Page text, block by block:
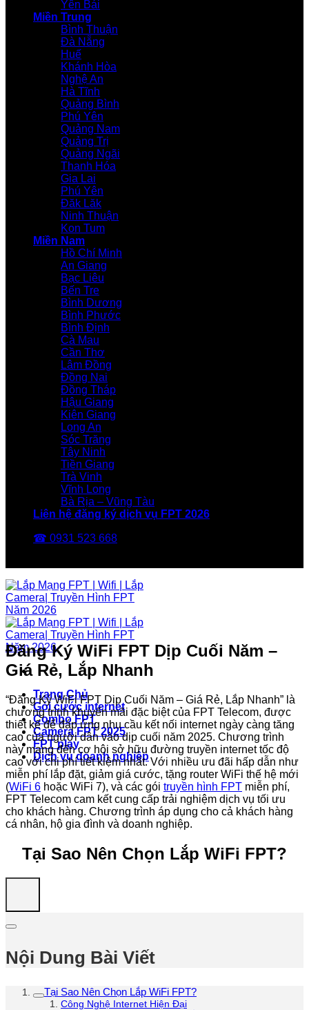
Yên Bái
Miền Trung
Bình Thuận
Đà Nẵng
Huế
Khánh Hòa
Nghệ An
Hà Tĩnh
Quảng Bình
Phú Yên
Quảng Nam
Quảng Trị
Quảng Ngãi
Thanh Hóa
Gia Lai
Phú Yên
Đăk Lăk
Ninh Thuận
Kon Tum
Miền Nam
Hồ Chí Minh
An Giang
Bạc Liêu
Bến Tre
Bình Dương
Bình Phước
Bình Định
Cà Mau
Cần Thơ
Lâm Đồng
Đồng Nai
Đồng Tháp
Hậu Giang
Kiên Giang
Long An
Sóc Trăng
Tây Ninh
Tiền Giang
Trà Vinh
Vĩnh Long
Bà Rịa – Vũng Tàu
Liên hệ đăng ký dịch vụ FPT 2026
☎ 0931 523 668
Trang Chủ
Gói cước internet
Combo FPT
Camera FPT 2025
FPT play
Dịch vụ doanh nghiệp
Đăng Ký WiFi FPT Dịp Cuối Năm –
Giá Rẻ, Lắp Nhanh
“Đăng Ký WiFi FPT Dịp Cuối Năm – Giá Rẻ, Lắp Nhanh” là
chương trình khuyến mãi đặc biệt của FPT Telecom, được
thiết kế để đáp ứng nhu cầu kết nối internet ngày càng tăng
cao của người dân vào dịp cuối năm 2025. Chương trình
này mang đến cơ hội sở hữu đường truyền internet tốc độ
cao với chi phí tiết kiệm nhất. Với nhiều ưu đãi hấp dẫn như
miễn phí lắp đặt, giảm giá cước, tặng router WiFi thế hệ mới
(WiFi 6 hoặc WiFi 7), và các gói truyền hình FPT miễn phí,
FPT Telecom cam kết cung cấp trải nghiệm dịch vụ tối ưu
cho khách hàng. Chương trình áp dụng cho cả khách hàng
cá nhân, hộ gia đình và doanh nghiệp.
Tại Sao Nên Chọn Lắp WiFi FPT?
Nội Dung Bài Viết
Tại Sao Nên Chọn Lắp WiFi FPT?
Công Nghệ Internet Hiện Đại